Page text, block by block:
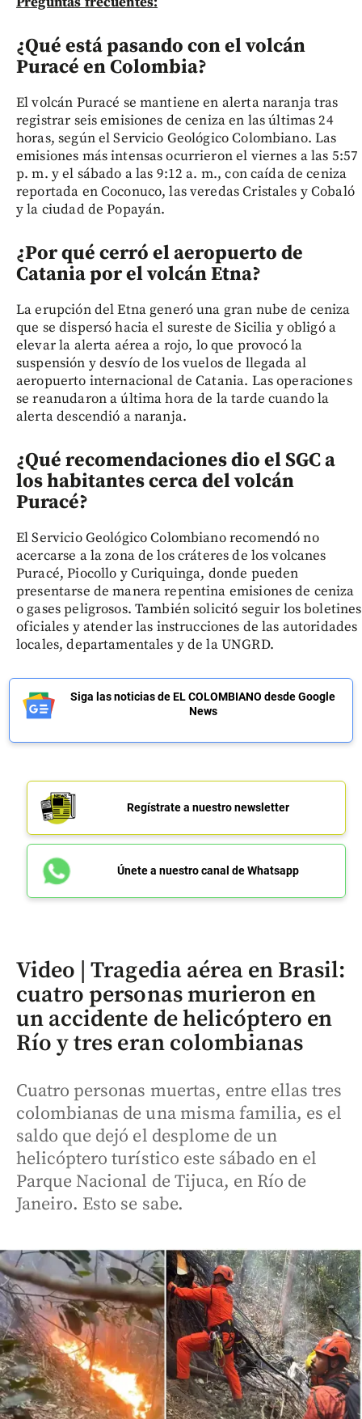
¿Qué está pasando con el volcán
Puracé en Colombia?
El volcán Puracé se mantiene en alerta naranja tras
registrar seis emisiones de ceniza en las últimas 24
horas, según el Servicio Geológico Colombiano. Las
emisiones más intensas ocurrieron el viernes a las 5:57
p. m. y el sábado a las 9:12 a. m., con caída de ceniza
reportada en Coconuco, las veredas Cristales y Cobaló
y la ciudad de Popayán.
¿Por qué cerró el aeropuerto de
Catania por el volcán Etna?
La erupción del Etna generó una gran nube de ceniza
que se dispersó hacia el sureste de Sicilia y obligó a
elevar la alerta aérea a rojo, lo que provocó la
suspensión y desvío de los vuelos de llegada al
aeropuerto internacional de Catania. Las operaciones
se reanudaron a última hora de la tarde cuando la
alerta descendió a naranja.
¿Qué recomendaciones dio el SGC a
los habitantes cerca del volcán
Puracé?
El Servicio Geológico Colombiano recomendó no
acercarse a la zona de los cráteres de los volcanes
Puracé, Piocollo y Curiquinga, donde pueden
presentarse de manera repentina emisiones de ceniza
o gases peligrosos. También solicitó seguir los boletines
oficiales y atender las instrucciones de las autoridades
locales, departamentales y de la UNGRD.
Siga las noticias de EL COLOMBIANO desde Google
News
Regístrate a nuestro newsletter
Únete a nuestro canal de Whatsapp
Video | Tragedia aérea en Brasil:
cuatro personas murieron en
un accidente de helicóptero en
Río y tres eran colombianas
Cuatro personas muertas, entre ellas tres
colombianas de una misma familia, es el
saldo que dejó el desplome de un
helicóptero turístico este sábado en el
Parque Nacional de Tijuca, en Río de
Janeiro. Esto se sabe.